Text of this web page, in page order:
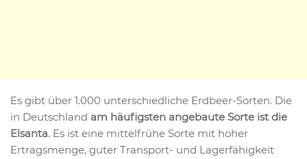
Es gibt über 1.000 unterschiedliche Erdbeer-Sorten. Die
in Deutschland am häufigsten angebaute Sorte ist die
Elsanta. Es ist eine mittelfrühe Sorte mit hoher
Ertragsmenge, guter Transport- und Lagerfähigkeit